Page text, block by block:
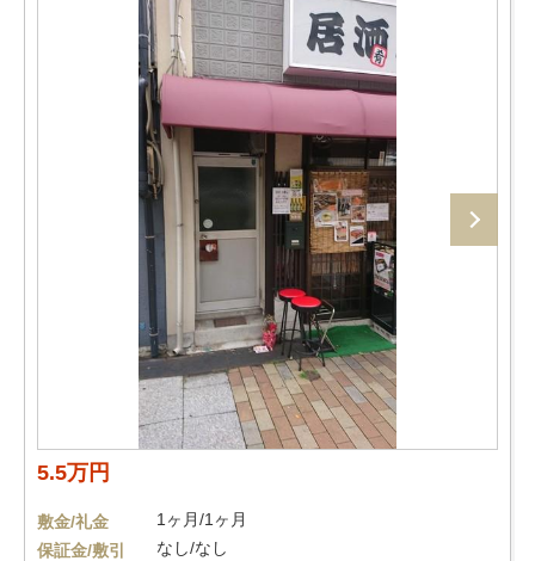
5.5万円
敷金/礼金
1ヶ月/1ヶ月
保証金/敷引
なし/なし